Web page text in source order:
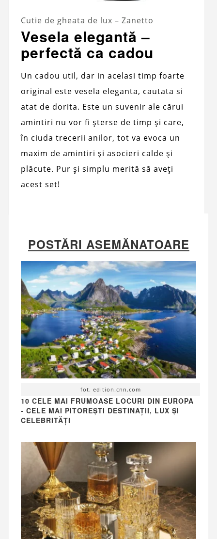
Cutie de gheata de lux – Zanetto
Vesela elegantă –
perfectă ca cadou
Un cadou util, dar in acelasi timp foarte
original este vesela eleganta, cautata si
atat de dorita. Este un suvenir ale cărui
amintiri nu vor fi șterse de timp și care,
în ciuda trecerii anilor, tot va evoca un
maxim de amintiri și asocieri calde și
plăcute. Pur și simplu merită să aveți
acest set!
POSTĂRI ASEMĂNATOARE
fot. edition.cnn.com
10 CELE MAI FRUMOASE LOCURI DIN EUROPA
- CELE MAI PITOREȘTI DESTINAȚII, LUX ȘI
CELEBRITĂȚI